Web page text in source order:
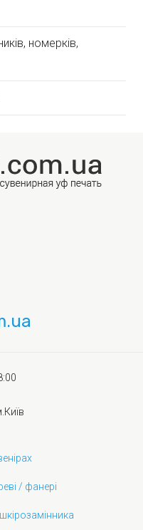
номерків,
/ фанері